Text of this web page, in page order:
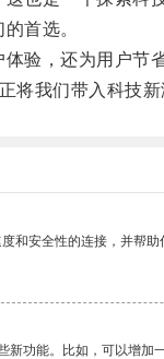
首选。
，还为用户节省
我们带入科技新
和安全性的连接，并帮助
功能。比如，可以增加